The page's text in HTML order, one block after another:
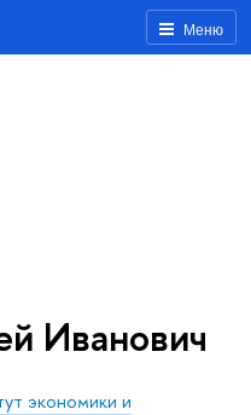
Меню
Иванович
экономики и